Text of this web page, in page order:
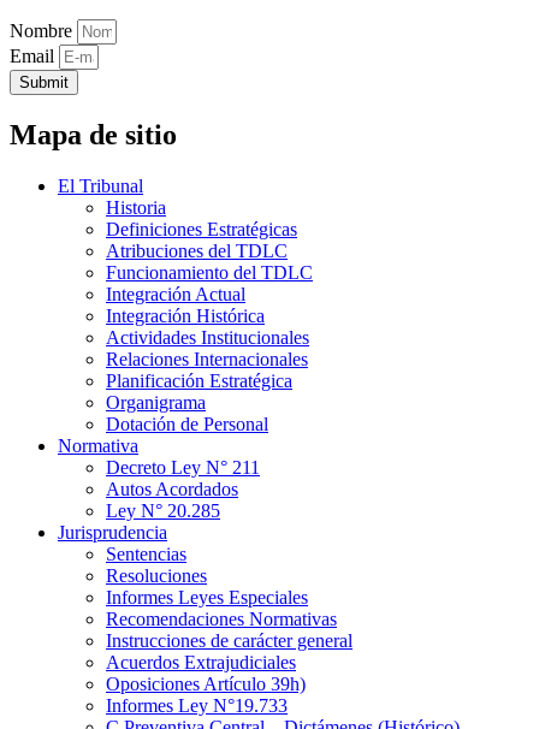
Nombre
Email
Submit
Mapa de sitio
El Tribunal
Historia
Definiciones Estratégicas
Atribuciones del TDLC
Funcionamiento del TDLC
Integración Actual
Integración Histórica
Actividades Institucionales
Relaciones Internacionales
Planificación Estratégica
Organigrama
Dotación de Personal
Normativa
Decreto Ley N° 211
Autos Acordados
Ley N° 20.285
Jurisprudencia
Sentencias
Resoluciones
Informes Leyes Especiales
Recomendaciones Normativas
Instrucciones de carácter general
Acuerdos Extrajudiciales
Oposiciones Artículo 39h)
Informes Ley N°19.733